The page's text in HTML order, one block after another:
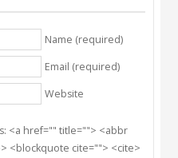
Name (required)
Email (required)
Website
<a href="" title=""> <abbr
<blockquote cite=""> <cite>